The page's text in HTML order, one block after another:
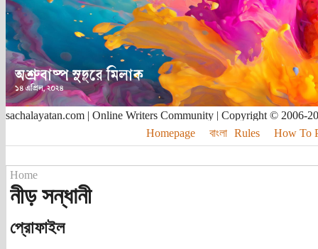
sachalayatan.com | Online Writers Community | Copyright © 2006-
Homepage
বাংলা Rules How To
Home
নীড় সন্ধানী
প্রোফাইল